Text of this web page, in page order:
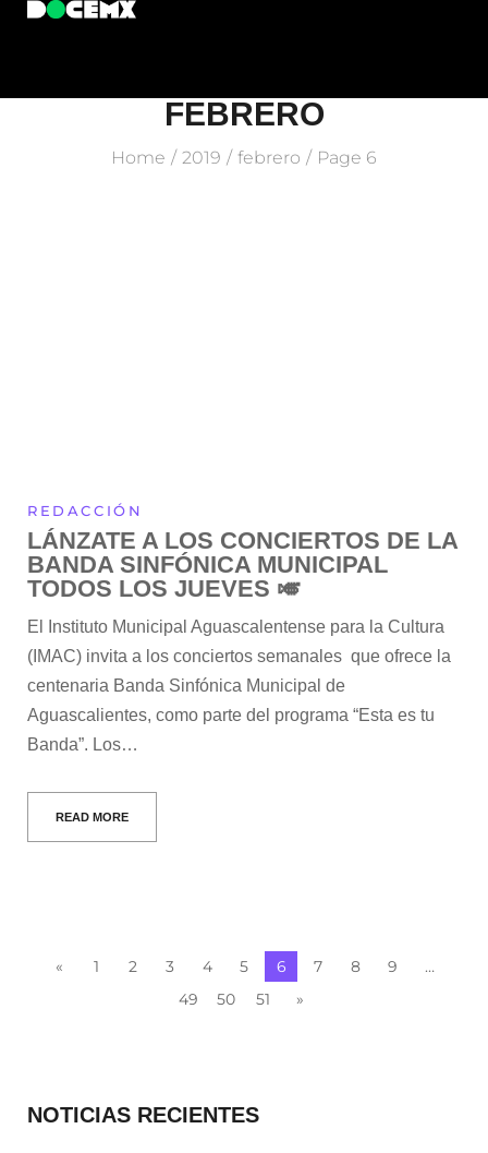
FEBRERO
Home / 2019 / febrero / Page 6
REDACCIÓN
LÁNZATE A LOS CONCIERTOS DE LA
BANDA SINFÓNICA MUNICIPAL
TODOS LOS JUEVES 🎺
El Instituto Municipal Aguascalentense para la Cultura
(IMAC) invita a los conciertos semanales que ofrece la
centenaria Banda Sinfónica Municipal de
Aguascalientes, como parte del programa “Esta es tu
Banda”. Los…
READ MORE
« 1 2 3 4 5 6 7 8 9
…
49
50 51 »
NOTICIAS RECIENTES